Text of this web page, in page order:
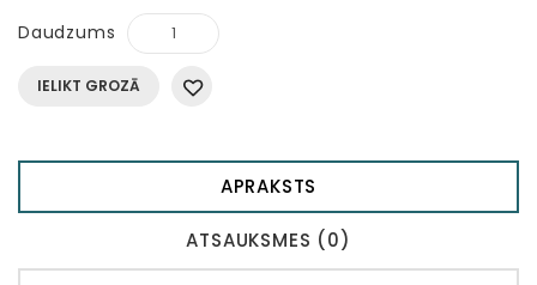
Daudzums
IELIKT GROZĀ
APRAKSTS
ATSAUKSMES (0)